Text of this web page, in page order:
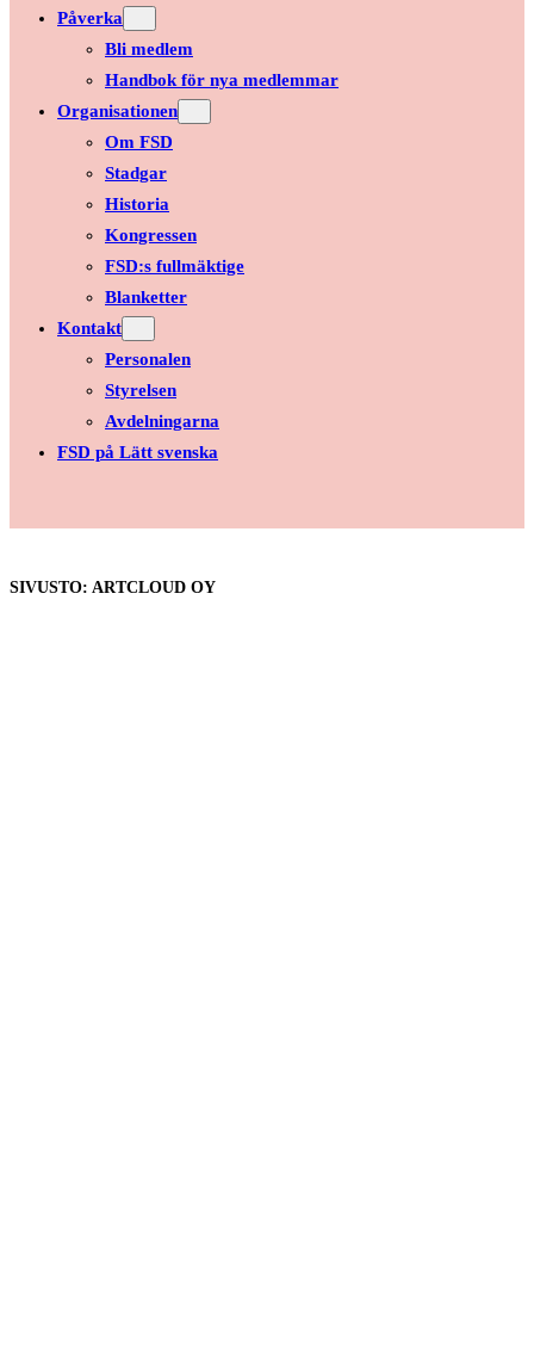
Påverka
Bli medlem
Handbok för nya medlemmar
Organisationen
Om FSD
Stadgar
Historia
Kongressen
FSD:s fullmäktige
Blanketter
Kontakt
Personalen
Styrelsen
Avdelningarna
FSD på Lätt svenska
SIVUSTO: ARTCLOUD OY